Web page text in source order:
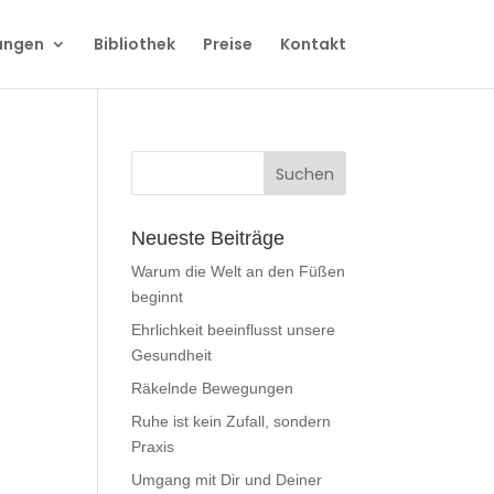
Bibliothek Preise Kontakt
Neueste Beiträge
Warum die Welt an den Füßen
beginnt
Ehrlichkeit beeinflusst unsere
Gesundheit
Räkelnde Bewegungen
Ruhe ist kein Zufall, sondern
Praxis
Umgang mit Dir und Deiner